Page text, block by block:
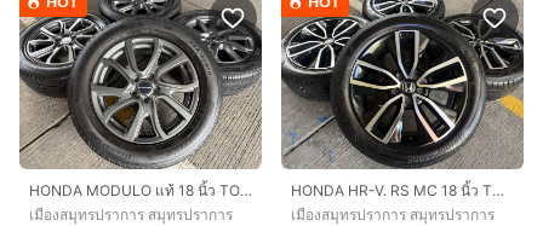
HONDA MODULO แท้ 18 นิ้ว TOP🔥
เมืองสมุทรปราการ สมุทรปราการ
HONDA HR-V. RS MC 18 นิ้ว TOP🔥
เมืองสมุทรปราการ สมุทรปราการ